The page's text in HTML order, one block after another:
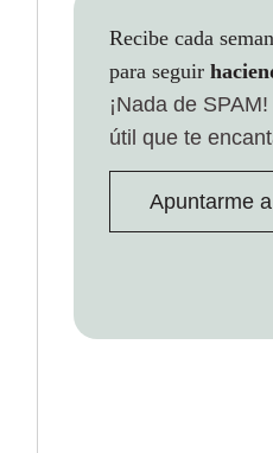
Recibe cada
para seguir
¡Nada de SPAM!
útil que te
Apuntarme